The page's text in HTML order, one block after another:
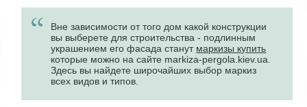
Вне зависимости от того дом какой конструкции
вы выберете для строительства - подлинным
украшением его фасада станут маркизы купить
которые можно на сайте markiza-pergola.kiev.ua.
Здесь вы найдете широчайших выбор маркиз
всех видов и типов.